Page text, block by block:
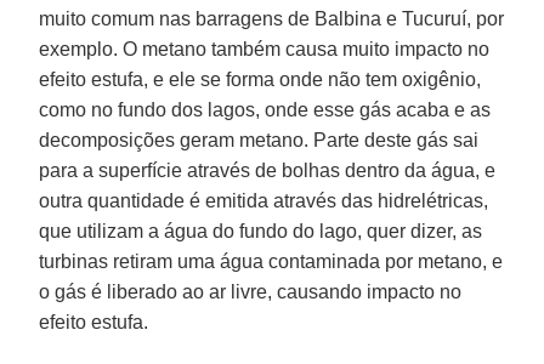
muito comum nas barragens de Balbina e Tucuruí, por
exemplo. O metano também causa muito impacto no
efeito estufa, e ele se forma onde não tem oxigênio,
como no fundo dos lagos, onde esse gás acaba e as
decomposições geram metano. Parte deste gás sai
para a superfície através de bolhas dentro da água, e
outra quantidade é emitida através das hidrelétricas,
que utilizam a água do fundo do lago, quer dizer, as
turbinas retiram uma água contaminada por metano, e
o gás é liberado ao ar livre, causando impacto no
efeito estufa.